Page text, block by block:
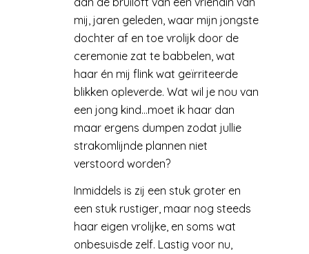
mij, jaren geleden, waar mijn jongste
dochter af en toe vrolijk door de
ceremonie zat te babbelen, wat
haar én mij flink wat geïrriteerde
blikken opleverde. Wat wil je nou van
een jong kind…moet ik haar dan
maar ergens dumpen zodat jullie
strakomlijnde plannen niet
verstoord worden?
Inmiddels is zij een stuk groter en
een stuk rustiger, maar nog steeds
haar eigen vrolijke, en soms wat
onbesuisde zelf. Lastig voor nu,